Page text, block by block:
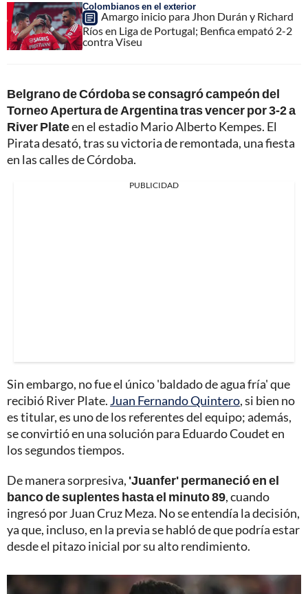
Colombianos en el exterior
Amargo inicio para Jhon Durán y Richard
Ríos en Liga de Portugal; Benfica empató 2-2
contra Viseu
Belgrano de Córdoba se consagró campeón del
Torneo Apertura de Argentina tras vencer por 3-2 a
River Plateen el estadio Mario Alberto Kempes. El
Pirata desató, tras su victoria de remontada, una fiesta
en las calles de Córdoba.
PUBLICIDAD
Sin embargo, no fue el único 'baldado de agua fría' que
recibió River Plate. Juan Fernando Quintero, si bien no
es titular, es uno de los referentes del equipo; además,
se convirtió en una solución para Eduardo Coudet en
los segundos tiempos.
De manera sorpresiva, 'Juanfer' permaneció en el
banco de suplentes hasta el minuto 89, cuando
ingresó por Juan Cruz Meza. No se entendía la decisión,
ya que, incluso, en la previa se habló de que podría estar
desde el pitazo inicial por su alto rendimiento.